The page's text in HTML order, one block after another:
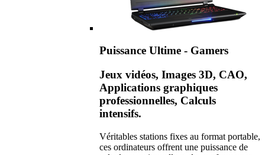
Puissance Ultime - Gamers
Jeux vidéos, Images 3D, CAO,
Applications graphiques
professionnelles, Calculs
intensifs.
Véritables stations fixes au format portable,
ces ordinateurs offrent une puissance de